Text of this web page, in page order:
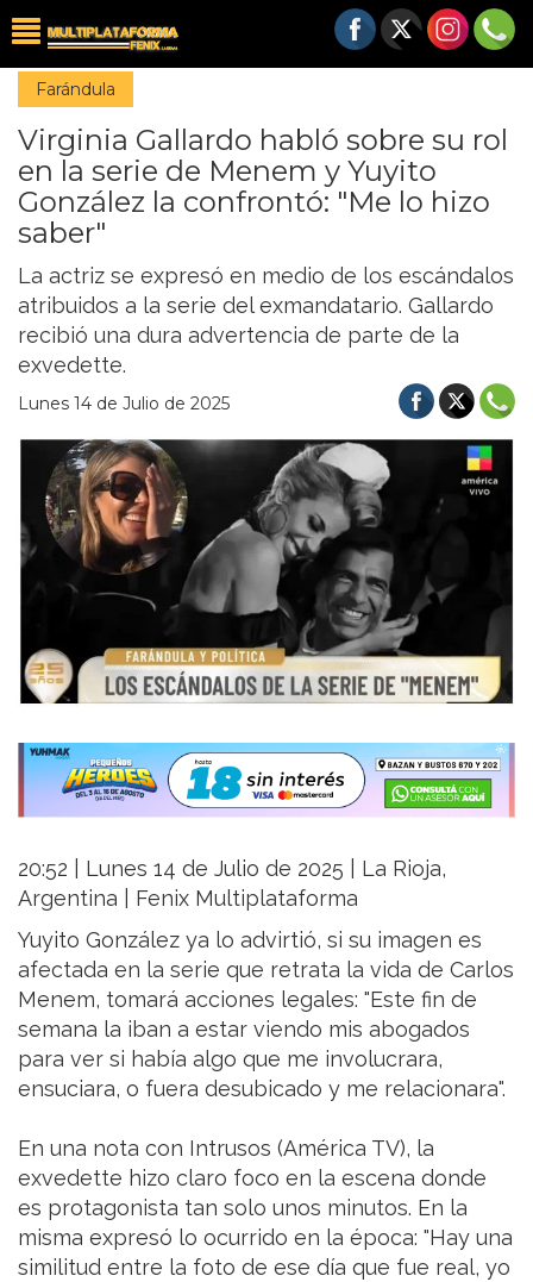
Farándula
Virginia Gallardo habló sobre su rol
en la serie de Menem y Yuyito
González la confrontó: "Me lo hizo
saber"
La actriz se expresó en medio de los escándalos
atribuidos a la serie del exmandatario. Gallardo
recibió una dura advertencia de parte de la
exvedette.
Lunes 14 de Julio de 2025
20:52 | Lunes 14 de Julio de 2025 | La Rioja,
Argentina | Fenix Multiplataforma
Yuyito González ya lo advirtió, si su imagen es
afectada en la serie que retrata la vida de Carlos
Menem, tomará acciones legales: "Este fin de
semana la iban a estar viendo mis abogados
para ver si había algo que me involucrara,
ensuciara, o fuera desubicado y me relacionara".
En una nota con Intrusos (América TV), la
exvedette hizo claro foco en la escena donde
es protagonista tan solo unos minutos. En la
misma expresó lo ocurrido en la época: "Hay una
similitud entre la foto de ese día que fue real, yo